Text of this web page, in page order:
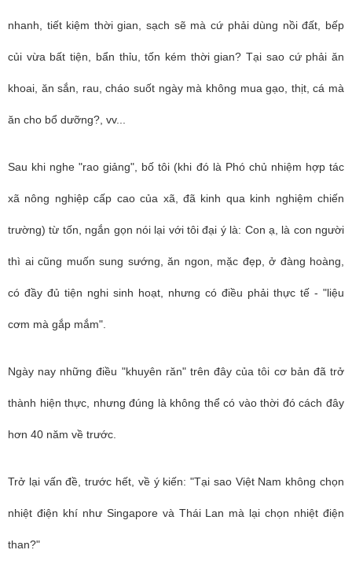
nhanh, tiết kiệm thời gian, sạch sẽ mà cứ phải dùng nồi đất, bếp
củi vừa bất tiện, bẩn thỉu, tốn kém thời gian? Tại sao cứ phải ăn
khoai, ăn sắn, rau, cháo suốt ngày mà không mua gạo, thịt, cá mà
ăn cho bổ dưỡng?, vv...
Sau khi nghe "rao giảng", bố tôi (khi đó là Phó chủ nhiệm hợp tác
xã nông nghiệp cấp cao của xã, đã kinh qua kinh nghiệm chiến
trường) từ tốn, ngắn gọn nói lại với tôi đại ý là: Con ạ, là con người
thì ai cũng muốn sung sướng, ăn ngon, mặc đẹp, ở đàng hoàng,
có đầy đủ tiện nghi sinh hoạt, nhưng có điều phải thực tế - "liệu
cơm mà gắp mắm".
Ngày nay những điều "khuyên răn" trên đây của tôi cơ bản đã trở
thành hiện thực, nhưng đúng là không thể có vào thời đó cách đây
hơn 40 năm về trước.
Trở lại vấn đề, trước hết, về ý kiến: "Tại sao Việt Nam không chọn
nhiệt điện khí như Singapore và Thái Lan mà lại chọn nhiệt điện
than?"